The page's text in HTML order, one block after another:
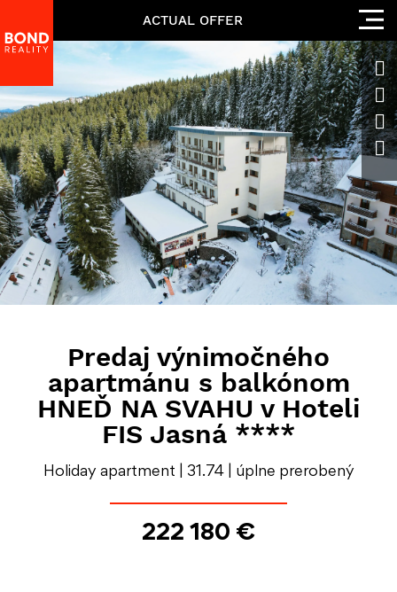
ACTUAL OFFER
Predaj výnimočného
apartmánu s balkónom
HNEĎ NA SVAHU v Hoteli
FIS Jasná ****
Holiday apartment | 31.74 | úplne prerobený
222 180 €